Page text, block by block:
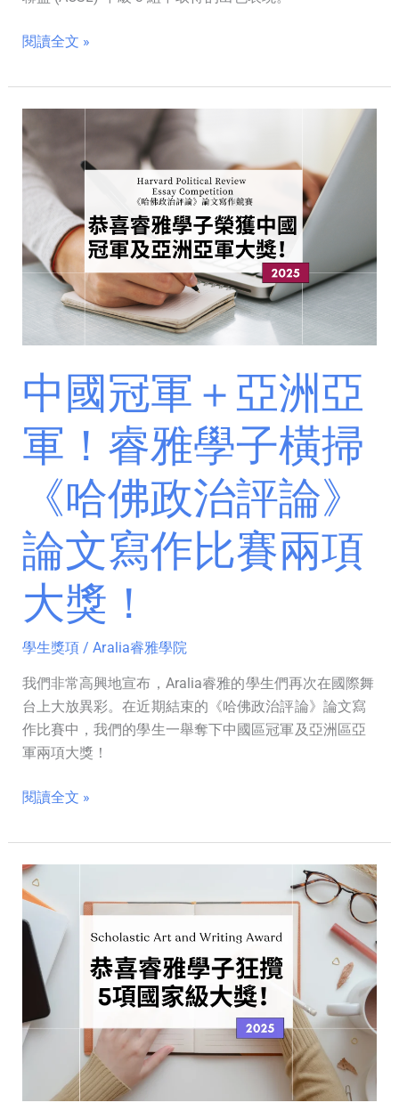
2
同
人
軍！
閱讀全文 »
中國冠軍＋亞洲亞
軍！睿雅學子橫掃
《哈佛政治評論》
論文寫作比賽兩項
大獎！
學生獎項 /Aralia睿雅學院
我們非常高興地宣布，Aralia睿雅的學生們再次在國際舞
台上大放異彩。在近期結束的《哈佛政治評論》論文寫
作比賽中，我們的學生一舉奪下中國區冠軍及亞洲區亞
軍兩項大獎！
國
冠
洲
雅
子
掃
《哈
治
評
論》
文
寫
作
比
賽
兩
大
閱讀全文 »
2024-
2025
年
Scholastic
賽：
3